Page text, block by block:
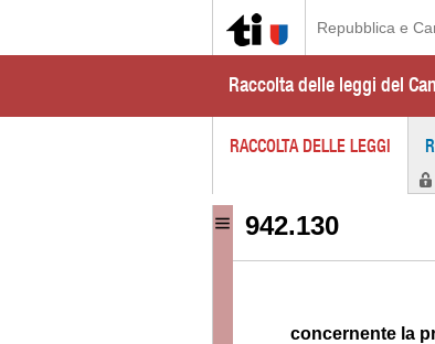
Repubblica e
Raccolta delle leggi del
RACCOLTA DELLE LEGGI
942.130
concernente la